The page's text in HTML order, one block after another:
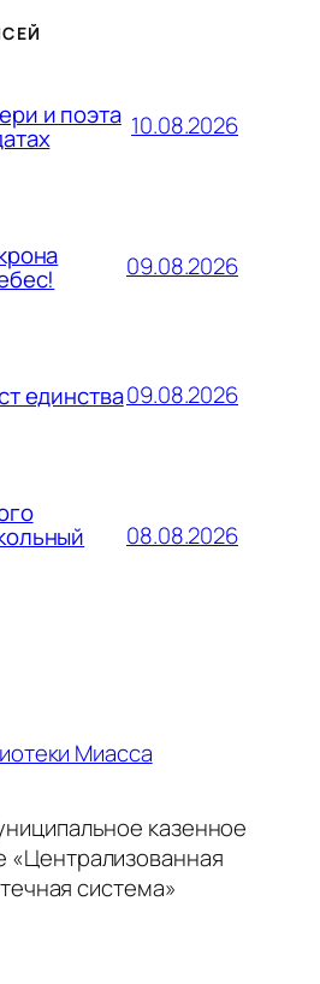
и поэта 10.08.2026
09.08.2026
единства09.08.2026
08.08.2026
Миасса
казенное
«Централизованная
система»